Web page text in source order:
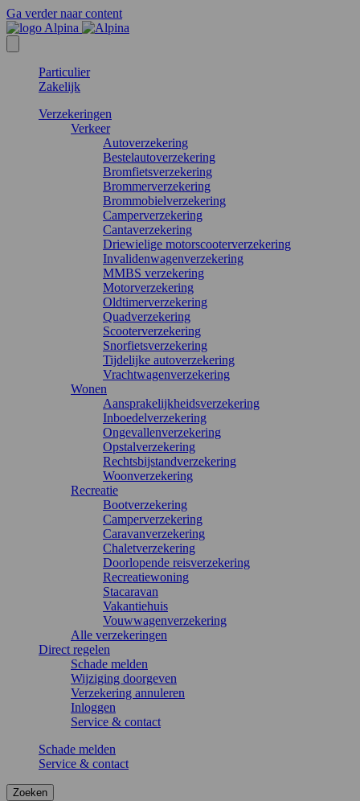
Ga verder naar content
Particulier
Zakelijk
Verzekeringen
Verkeer
Autoverzekering
Bestelautoverzekering
Bromfietsverzekering
Brommerverzekering
Brommobielverzekering
Camperverzekering
Cantaverzekering
Driewielige motorscooterverzekering
Invalidenwagenverzekering
MMBS verzekering
Motorverzekering
Oldtimerverzekering
Quadverzekering
Scooterverzekering
Snorfietsverzekering
Tijdelijke autoverzekering
Vrachtwagenverzekering
Wonen
Aansprakelijkheidsverzekering
Inboedelverzekering
Ongevallenverzekering
Opstalverzekering
Rechtsbijstandverzekering
Woonverzekering
Recreatie
Bootverzekering
Camperverzekering
Caravanverzekering
Chaletverzekering
Doorlopende reisverzekering
Recreatiewoning
Stacaravan
Vakantiehuis
Vouwwagenverzekering
Alle verzekeringen
Direct regelen
Schade melden
Wijziging doorgeven
Verzekering annuleren
Inloggen
Service & contact
Schade melden
Service & contact
Zoeken